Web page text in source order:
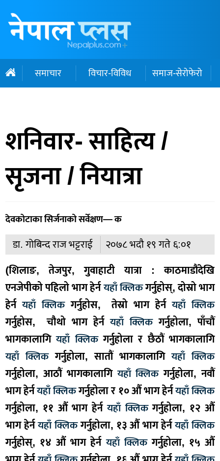
समाचार विचार-विविध समाज-सेरोफेरो
शनिवार- साहित्य /
सृजना / नियात्रा
देवकोटाका सिर्जनाको सर्वेक्षण— क
डा. गोबिन्द राज भट्टराई
२०७८ भदौ १९ गते ६:०१
(शिलाङ, तेजपुर, गुवाहाटी यात्रा : काठमाडौंदेखि
एनजेपीको पहिलो भाग हेर्नयहाँ क्लिकगर्नुहोस्, दोस्रो भाग
हेर्नयहाँ क्लिकगर्नुहोस, तेस्रो भाग हेर्नयहाँ क्लिक
गर्नुहोस, चौथो भाग हेर्नयहाँ क्लिकगर्नुहोला, पाँचौं
भागकालागियहाँ क्लिकगर्नुहोला र छैठौं भागकालागि
यहाँ क्लिकगर्नुहोला, सातौं भागकालागियहाँ क्लिक
गर्नुहोला, आठौं भागकालागियहाँ क्लिकगर्नुहोला, नवौं
भाग हेर्नयहाँ क्लिकगर्नुहोला र १० औं भाग हेर्नयहाँ क्लिक
गर्नुहोला, ११ औं भाग हेर्नयहाँ क्लिकगर्नुहोला, १२ औं
भाग हेर्नयहाँ क्लिकगर्नुहोला, १३ औं भाग हेर्नयहाँ क्लिक
गर्नुहोस्, १४ औं भाग हेर्नयहाँ क्लिकगर्नुहोला, १५ औं